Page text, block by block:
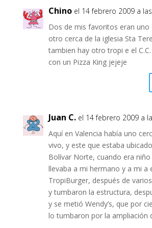
Chino el 14 febrero 2009 a
Dos de mis favoritos eran uno
otro cerca de la iglesia Sta
tambien hay otro tropi e el
con un Pizza King jejeje
Juan C. el 14 febrero 2009 a
Aquí en Valencia había uno
vivo, y este que estaba
Bolívar Norte, cuando era
llevaba a mi hermano y a mi a
TropiBurger, después de
y tumbaron la estructura,
y se metió Wendy’s, que por
lo tumbaron por la ampliación